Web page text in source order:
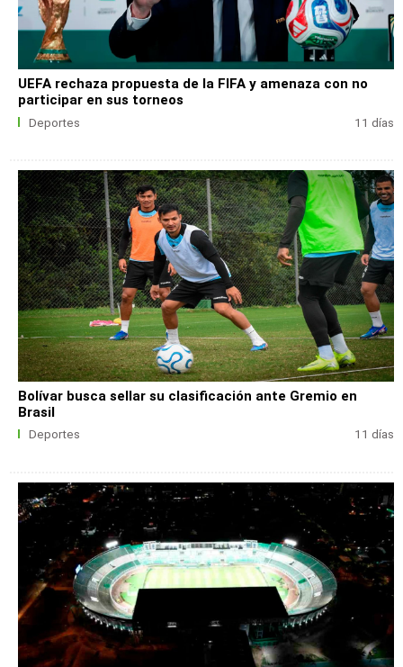
UEFA rechaza propuesta de la FIFA y amenaza con no
participar en sus torneos
Deportes 11 días
Bolívar busca sellar su clasificación ante Gremio en
Brasil
Deportes 11 días